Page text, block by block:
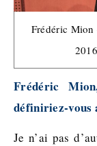
Frédéric Mion
Frédéric
définiriez-vous
Je n’ai pas